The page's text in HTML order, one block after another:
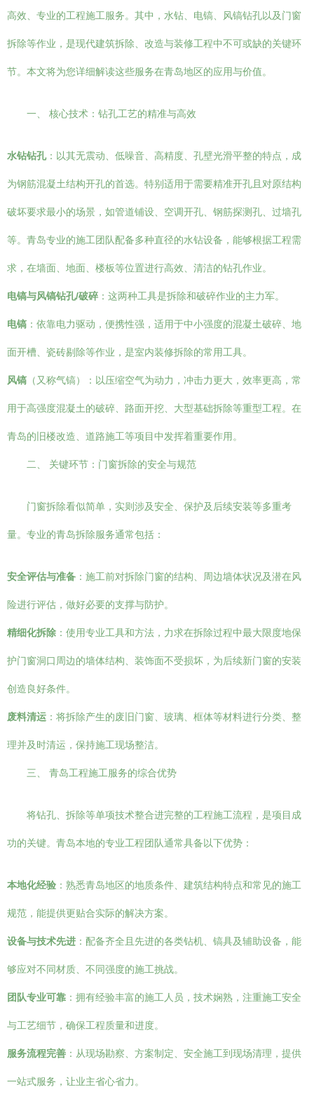
高效、专业的工程施工服务。其中，水钻、电镐、风镐钻孔以及门窗
拆除等作业，是现代建筑拆除、改造与装修工程中不可或缺的关键环
节。本文将为您详细解读这些服务在青岛地区的应用与价值。
一、 核心技术：钻孔工艺的精准与高效
水钻钻孔：以其无震动、低噪音、高精度、孔壁光滑平整的特点，成
为钢筋混凝土结构开孔的首选。特别适用于需要精准开孔且对原结构
破坏要求最小的场景，如管道铺设、空调开孔、钢筋探测孔、过墙孔
等。青岛专业的施工团队配备多种直径的水钻设备，能够根据工程需
求，在墙面、地面、楼板等位置进行高效、清洁的钻孔作业。
电镐与风镐钻孔/破碎 ：这两种工具是拆除和破碎作业的主力军。
电镐 ：依靠电力驱动，便携性强，适用于中小强度的混凝土破碎、地
面开槽、瓷砖剔除等作业，是室内装修拆除的常用工具。
风镐 （又称气镐）：以压缩空气为动力，冲击力更大，效率更高，常
用于高强度混凝土的破碎、路面开挖、大型基础拆除等重型工程。在
青岛的旧楼改造、道路施工等项目中发挥着重要作用。
二、 关键环节：门窗拆除的安全与规范
门窗拆除看似简单，实则涉及安全、保护及后续安装等多重考
量。专业的青岛拆除服务通常包括：
安全评估与准备 ：施工前对拆除门窗的结构、周边墙体状况及潜在风
险进行评估，做好必要的支撑与防护。
精细化拆除 ：使用专业工具和方法，力求在拆除过程中最大限度地保
护门窗洞口周边的墙体结构、装饰面不受损坏，为后续新门窗的安装
创造良好条件。
废料清运 ：将拆除产生的废旧门窗、玻璃、框体等材料进行分类、整
理并及时清运，保持施工现场整洁。
三、 青岛工程施工服务的综合优势
将钻孔、拆除等单项技术整合进完整的工程施工流程，是项目成
功的关键。青岛本地的专业工程团队通常具备以下优势：
本地化经验 ：熟悉青岛地区的地质条件、建筑结构特点和常见的施工
规范，能提供更贴合实际的解决方案。
设备与技术先进 ：配备齐全且先进的各类钻机、镐具及辅助设备，能
够应对不同材质、不同强度的施工挑战。
团队专业可靠 ：拥有经验丰富的施工人员，技术娴熟，注重施工安全
与工艺细节，确保工程质量和进度。
服务流程完善 ：从现场勘察、方案制定、安全施工到现场清理，提供
一站式服务，让业主省心省力。